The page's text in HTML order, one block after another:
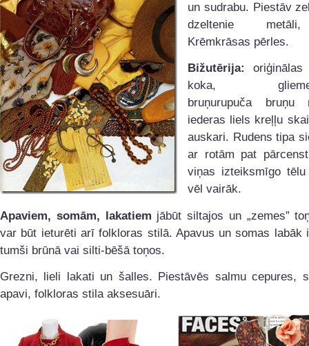
un sudrabu. Piestāv
dzeltenie
Krēmkrāsas pērles.
Bižutērija:
koka,
bruņurupuča bruņu
iederas liels kreļļu
auskari. Rudens tipa
ar rotām pat
viņas izteiksmīgo tēlu
vēl vairāk.
Apaviem, somām, lakatiem jābūt siltajos un „zemes”
var būt ieturēti arī folkloras stilā. Apavus un somas labāk
tumši brūnā vai silti-bēšā toņos.
Grezni, lieli lakati un šalles. Piestāvēs salmu cepures,
apavi, folkloras stila aksesuāri.